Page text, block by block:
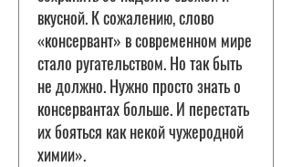
вкусной. К сожалению, слово
«консервант» в современном мире
стало ругательством. Но так быть
не должно. Нужно просто знать о
консервантах больше. И перестать
их бояться как некой чужеродной
химии».